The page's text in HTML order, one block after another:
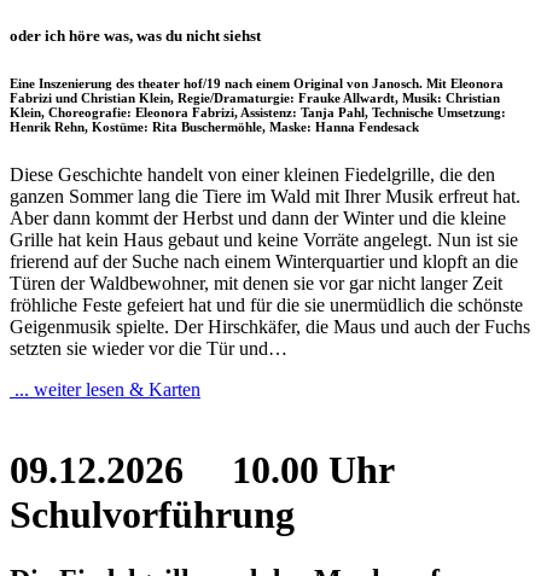
oder ich höre was, was du nicht siehst
Eine Inszenierung des theater hof/19 nach einem Original von Janosch. Mit Eleonora
Fabrizi und Christian Klein, Regie/Dramaturgie: Frauke Allwardt, Musik: Christian
Klein, Choreografie: Eleonora Fabrizi, Assistenz: Tanja Pahl, Technische Umsetzung:
Henrik Rehn, Kostüme: Rita Buschermöhle, Maske: Hanna Fendesack
Diese Geschichte handelt von einer kleinen Fiedelgrille, die den
ganzen Sommer lang die Tiere im Wald mit Ihrer Musik erfreut hat.
Aber dann kommt der Herbst und dann der Winter und die kleine
Grille hat kein Haus gebaut und keine Vorräte angelegt. Nun ist sie
frierend auf der Suche nach einem Winterquartier und klopft an die
Türen der Waldbewohner, mit denen sie vor gar nicht langer Zeit
fröhliche Feste gefeiert hat und für die sie unermüdlich die schönste
Geigenmusik spielte. Der Hirschkäfer, die Maus und auch der Fuchs
setzten sie wieder vor die Tür und…
... weiter lesen & Karten
09.12.2026 10.00 Uhr
Schulvorführung